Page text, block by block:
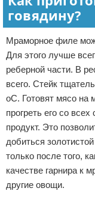
говядину?
Мраморное филе
Для этого лучше
реберной части. В
всего. Стейк
оС. Готовят мясо на
прогреть его со
продукт. Это
добиться
только после того,
качестве гарнира к
другие овощи.